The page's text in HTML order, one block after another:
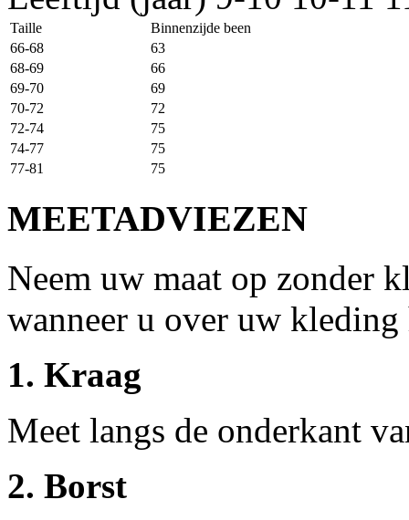
Taille
Binnenzijde been
66-68
63
68-69
66
69-70
69
70-72
72
72-74
75
74-77
75
77-81
75
MEETADVIEZEN
Neem uw maat op zonder
wanneer u over uw kleding
1. Kraag
Meet langs de onderkant
2. Borst